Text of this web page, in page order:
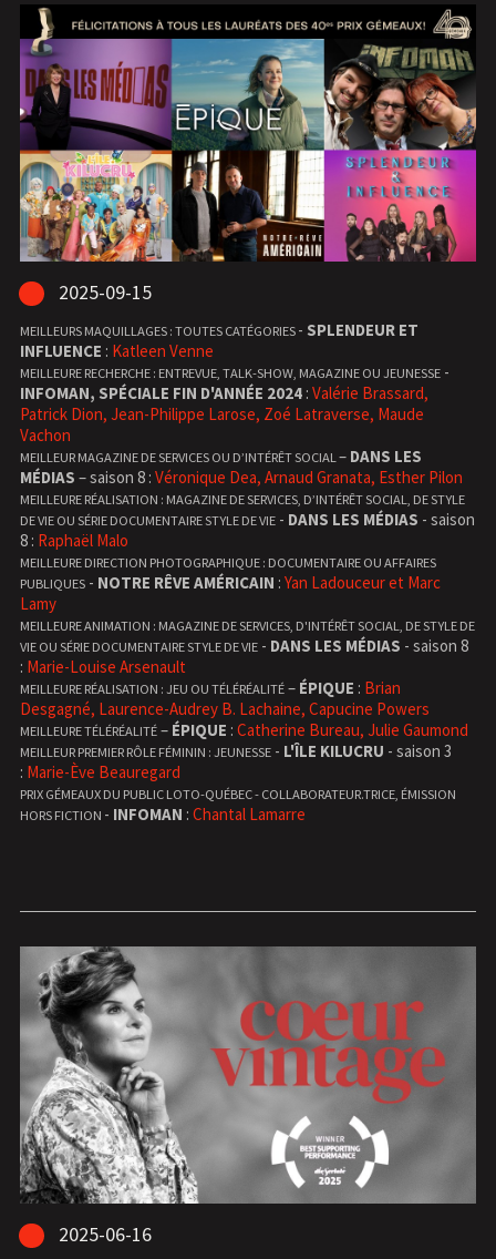
2025-09-15
MEILLEURS MAQUILLAGES : TOUTES CATÉGORIES - SPLENDEUR ET
INFLUENCE : Katleen Venne
MEILLEURE RECHERCHE : ENTREVUE, TALK-SHOW, MAGAZINE OU JEUNESSE-
INFOMAN, SPÉCIALE FIN D'ANNÉE 2024: Valérie Brassard,
Patrick Dion, Jean-Philippe Larose, Zoé Latraverse, Maude
Vachon
MEILLEUR MAGAZINE DE SERVICES OU D’INTÉRÊT SOCIAL– DANS LES
MÉDIAS – saison 8 : Véronique Dea, Arnaud Granata, Esther Pilon
MEILLEURE RÉALISATION : MAGAZINE DE SERVICES, D’INTÉRÊT SOCIAL, DE STYLE
DE VIE OU SÉRIE DOCUMENTAIRE STYLE DE VIE- DANS LES MÉDIAS - saison
8 : Raphaël Malo
MEILLEURE DIRECTION PHOTOGRAPHIQUE : DOCUMENTAIRE OU AFFAIRES
PUBLIQUES- NOTRE RÊVE AMÉRICAIN : Yan Ladouceur et Marc
Lamy
MEILLEURE ANIMATION : MAGAZINE DE SERVICES, D'INTÉRÊT SOCIAL, DE STYLE DE
VIE OU SÉRIE DOCUMENTAIRE STYLE DE VIE- DANS LES MÉDIAS - saison 8
: Marie-Louise Arsenault
MEILLEURE RÉALISATION : JEU OU TÉLÉRÉALITÉ– ÉPIQUE : Brian
Desgagné, Laurence-Audrey B. Lachaine, Capucine Powers
MEILLEURE TÉLÉRÉALITÉ– ÉPIQUE : Catherine Bureau, Julie Gaumond
MEILLEUR PREMIER RÔLE FÉMININ : JEUNESSE- L'ÎLE KILUCRU - saison 3
: Marie-Ève Beauregard
PRIX GÉMEAUX DU PUBLIC LOTO-QUÉBEC - COLLABORATEUR.TRICE, ÉMISSION
HORS FICTION - INFOMAN : Chantal Lamarre
2025-06-16